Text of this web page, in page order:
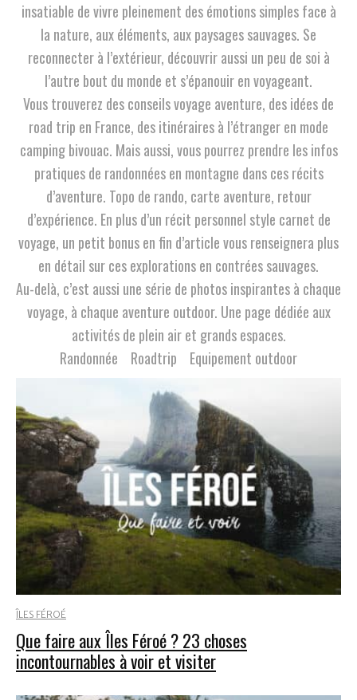
insatiable de vivre pleinement des émotions simples face à
la nature, aux éléments, aux paysages sauvages. Se
reconnecter à l’extérieur, découvrir aussi un peu de soi à
l’autre bout du monde et s’épanouir en voyageant.
Vous trouverez des conseils voyage aventure, des idées de
road trip en France, des itinéraires à l’étranger en mode
camping bivouac. Mais aussi, vous pourrez prendre les infos
pratiques de randonnées en montagne dans ces récits
d’aventure. Topo de rando, carte aventure, retour
d’expérience. En plus d’un récit personnel style carnet de
voyage, un petit bonus en fin d’article vous renseignera plus
en détail sur ces explorations en contrées sauvages.
Au-delà, c’est aussi une série de photos inspirantes à chaque
voyage, à chaque aventure outdoor. Une page dédiée aux
activités de plein air et grands espaces.
Randonnée
Roadtrip Equipement outdoor
ÎLES FÉROÉ
Que faire aux Îles Féroé ? 23 choses
incontournables à voir et visiter